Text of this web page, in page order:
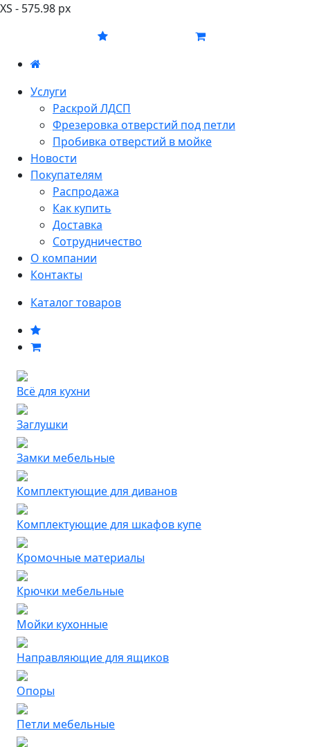
XS - 575.98 px
Услуги
Раскрой ЛДСП
Фрезеровка отверстий под петли
Пробивка отверстий в мойке
Новости
Покупателям
Распродажа
Как купить
Доставка
Сотрудничество
О компании
Контакты
Каталог товаров
Всё для кухни
Заглушки
Замки мебельные
Комплектующие для диванов
Комплектующие для шкафов купе
Кромочные материалы
Крючки мебельные
Мойки кухонные
Направляющие для ящиков
Опоры
Петли мебельные